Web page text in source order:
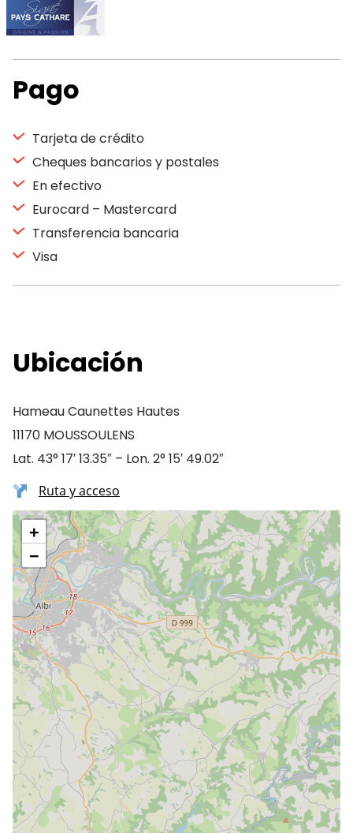
Pago
Tarjeta de crédito
Cheques bancarios y postales
En efectivo
Eurocard – Mastercard
Transferencia bancaria
Visa
Ubicación
Hameau Caunettes Hautes
11170 MOUSSOULENS
Lat. 43° 17′ 13.35″ – Lon. 2° 15′ 49.02″
Ruta y acceso
+
−